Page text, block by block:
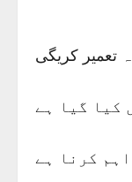
تعمیر کریگی
کیا گیا ہے
کرنا ہے